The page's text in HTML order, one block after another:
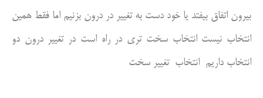
بیرون اتفاق بیفتد یا خود دست به تغییر در درون بزنیم اما فقط همین
انتخاب نیست انتخاب سخت تری در راه است در تغییر درون دو
انتخاب داریم انتخاب تغییر سخت